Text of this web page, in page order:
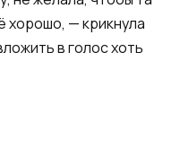
хорошо, — крикнула
в голос хоть